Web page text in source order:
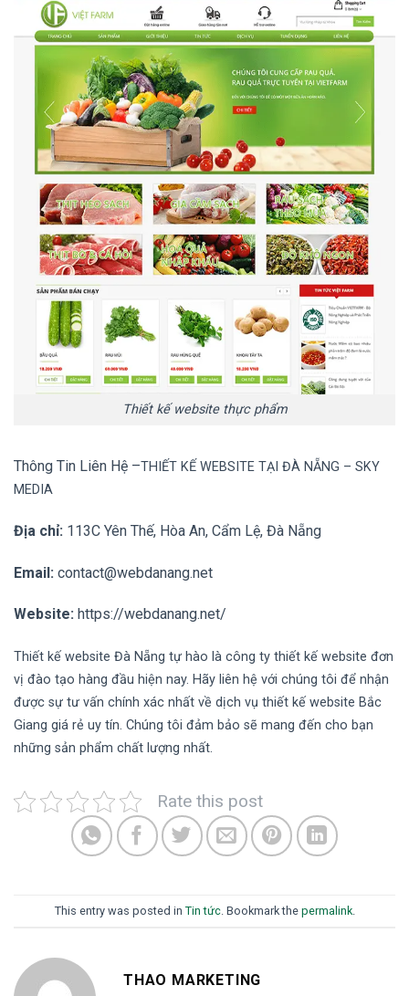
Thiết kế website thực phẩm
Thông Tin Liên Hệ –TH IẾT KẾ WEBSITE TẠI ĐÀ NẴNG – SKY
MEDIA
Địa chỉ: 113C Yên Thế, Hòa An, Cẩm Lệ, Đà Nẵng
Email: contact@webdanang.net
Website: https://webdanang.net/
Thiết kế website Đà Nẵng tự hào là công ty thiết kế website đơn
vị đào tạo hàng đầu hiện nay. Hãy liên hệ với chúng tôi để nhận
được sự tư vấn chính xác nhất về dịch vụ thiết kế website Bắc
Giang giá rẻ uy tín. Chúng tôi đảm bảo sẽ mang đến cho bạn
những sản phẩm chất lượng nhất.
Rate this post
This entry was posted in Tin tức. Bookmark the permalink.
THAO MARKETING